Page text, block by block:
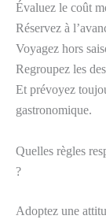
Évaluez le coût
Réservez à
Voyagez hors
Regroupez les
Et prévoyez
gastronomique.
Quelles règles
?
Adoptez une